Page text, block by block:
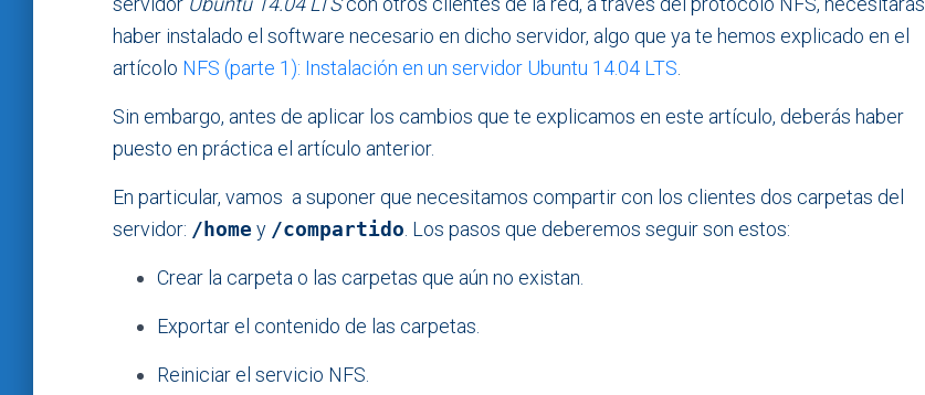
haber instalado el software necesario en dicho servidor, algo que ya te hemos explicado en el
artícolo NFS (parte 1): Instalación en un servidor Ubuntu 14.04 LTS
Sin embargo, antes de aplicar los cambios que te explicamos en este artículo, deberás haber
puesto en práctica el artículo anterior.
En particular, vamos a suponer que necesitamos compartir con los clientes dos carpetas del
servidor: /homey /compartido . Los pasos que deberemos seguir son estos:
Crear la carpeta o las carpetas que aún no existan.
Exportar el contenido de las carpetas.
Reiniciar el servicio NFS.